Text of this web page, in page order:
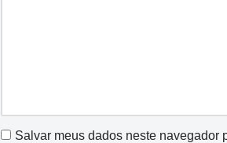
Salvar meus dados neste navegador